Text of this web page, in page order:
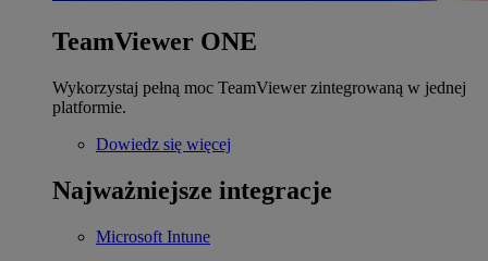
TeamViewer ONE
Wykorzystaj pełną moc TeamViewer zintegrowaną w jednej
platformie.
Dowiedz się więcej
Najważniejsze integracje
Microsoft Intune